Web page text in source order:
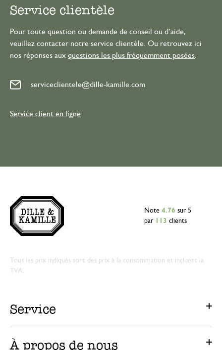
Service clientèle
Pour toute question ou demande de conseil ou d’aide,
veuillez contacter notre service clientèle. Ou retrouvez ici
nos réponses aux questions les plus fréquemment posées
serviceclientele@dille-kamille.com
Service client en ligne
Note 4.76 sur 5
par
113 clients
Tous les prix indiqués sont des prix à la consommation et incluent la
TVA.
Service
À propos de nous